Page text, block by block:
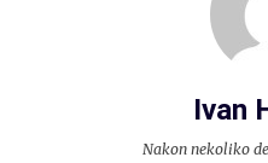
Ivan
Nakon nekoliko